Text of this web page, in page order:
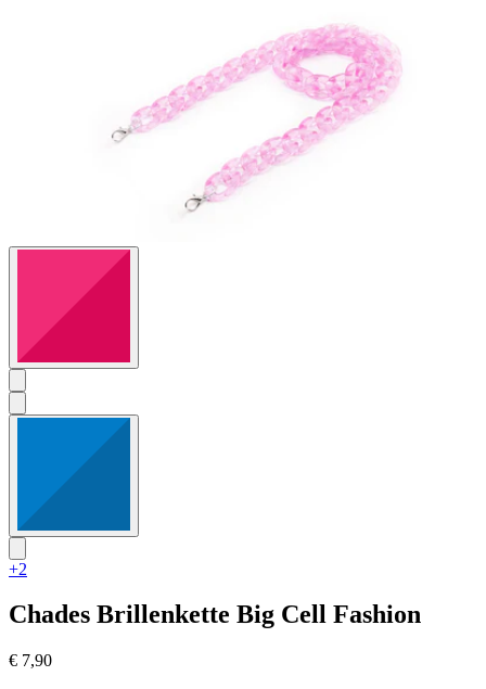
+2
Chades Brillenkette Big Cell Fashion
€ 7,90